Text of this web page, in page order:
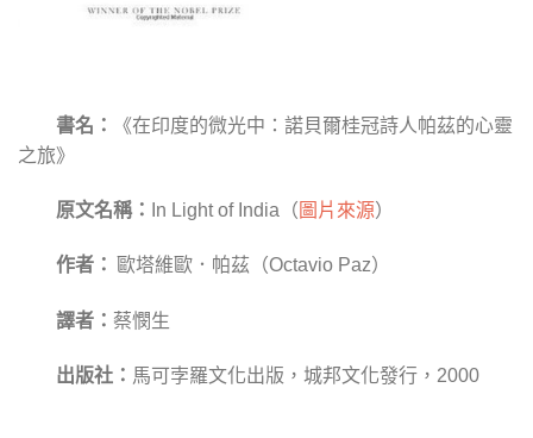
書名：
《在印度的微光中：諾貝爾桂冠詩人帕茲的心靈
之旅》
原文名稱： In Light of India（ 圖片來源）
作者： 歐塔維歐．帕茲（Octavio Paz）
譯者： 蔡憫生
出版社： 馬可孛羅文化出版，城邦文化發行， 2000